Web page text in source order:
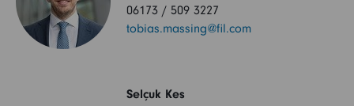
06173 / 509 3227
tobias.massing@fil.com
Selçuk Kes